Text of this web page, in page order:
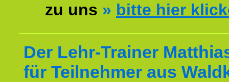
zu uns » bitte hier
Der Lehr-Trainer
für Teilnehmer aus